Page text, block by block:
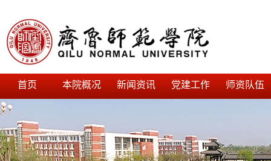
首页 本院概况 新闻资讯 党建工作 师资队伍